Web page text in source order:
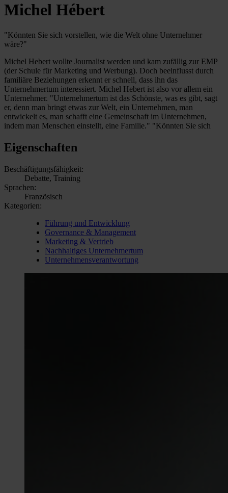
Michel Hébert
"Könnten Sie sich vorstellen, wie die Welt ohne Unternehmer
wäre?"
Michel Hebert wollte Journalist werden und kam zufällig zur EMP
(der Schule für Marketing und Werbung). Doch beeinflusst durch
familiäre Beziehungen erkennt er schnell, dass ihn das
Unternehmertum interessiert. Michel Hebert ist also vor allem ein
Unternehmer. "Unternehmertum ist das Schönste, was es gibt, sagt
er, denn man bringt etwas zur Welt, ein Unternehmen, man
entwickelt es, man schafft eine Gemeinschaft im Unternehmen,
indem man Menschen einstellt, eine Familie." "Könnten Sie sich
Eigenschaften
Beschäftigungsfähigkeit:
Debatte, Training
Sprachen:
Französisch
Kategorien:
Führung und Entwicklung
Governance & Management
Marketing & Vertrieb
Nachhaltiges Unternehmertum
Unternehmensverantwortung